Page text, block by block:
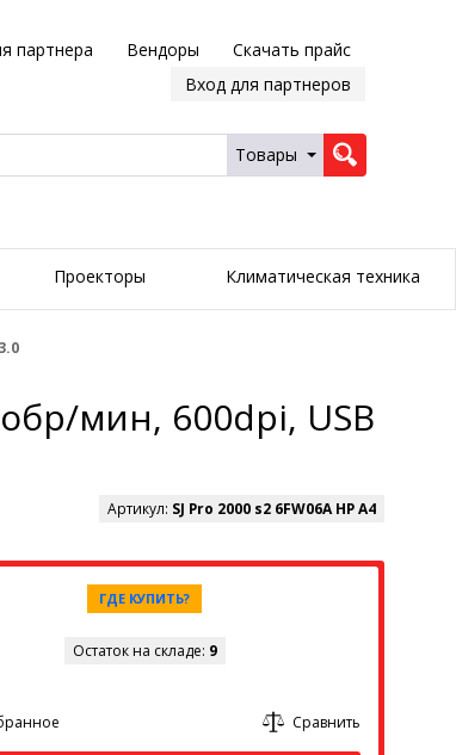
партнера Вендоры
Скачать прайс
Вход для партнеров
Товары
Проекторы Климатическая техника
мин, 600dpi, USB
Артикул: SJ Pro 2000 s2 6FW06A HP A4
ГДЕ КУПИТЬ?
Остаток на складе: 9
Сравнить